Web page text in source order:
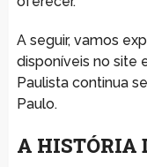
A seguir, vamos
disponíveis no site
Paulista continua
Paulo.
A HISTÓRIA